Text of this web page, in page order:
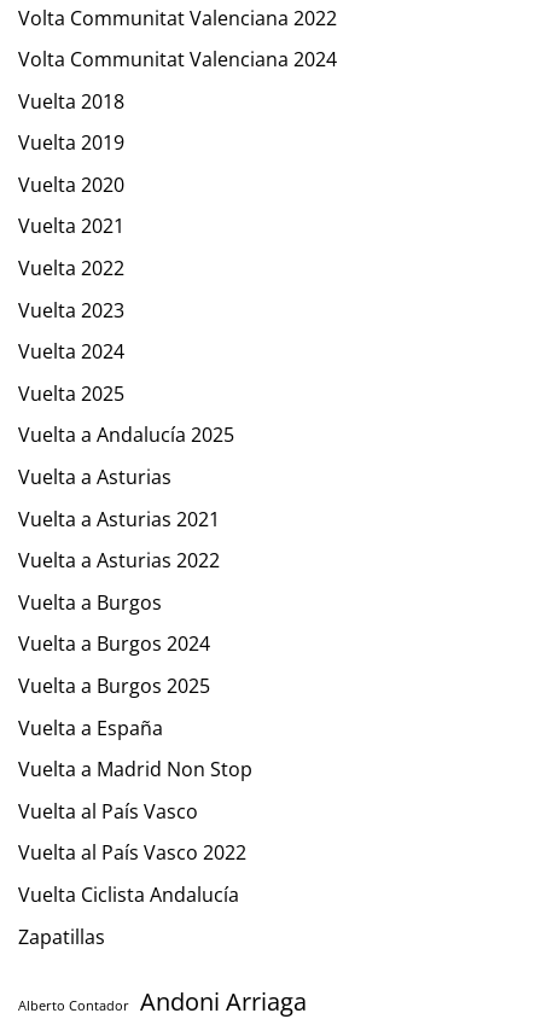
Volta Communitat Valenciana 2022
Volta Communitat Valenciana 2024
Vuelta 2018
Vuelta 2019
Vuelta 2020
Vuelta 2021
Vuelta 2022
Vuelta 2023
Vuelta 2024
Vuelta 2025
Vuelta a Andalucía 2025
Vuelta a Asturias
Vuelta a Asturias 2021
Vuelta a Asturias 2022
Vuelta a Burgos
Vuelta a Burgos 2024
Vuelta a Burgos 2025
Vuelta a España
Vuelta a Madrid Non Stop
Vuelta al País Vasco
Vuelta al País Vasco 2022
Vuelta Ciclista Andalucía
Zapatillas
Alberto Contador Andoni Arriaga